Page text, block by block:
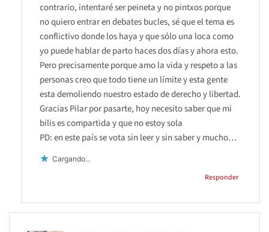
contrario, intentaré ser peineta y no pintxos porque
no quiero entrar en debates bucles, sé que el tema es
conflictivo donde los haya y que sólo una loca como
yo puede hablar de parto haces dos días y ahora esto.
Pero precisamente porque amo la vida y respeto a las
personas creo que todo tiene un límite y esta gente
esta demoliendo nuestro estado de derecho y libertad.
Gracias Pilar por pasarte, hoy necesito saber que mi
bilis es compartida y que no estoy sola
PD: en este país se vota sin leer y sin saber y mucho…
Cargando...
Responder